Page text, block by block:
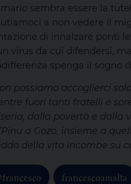
sembra essere la
a non vedere il
di innalzare ponti
virus da cui difendersi,
spenga il sogno
possiamo accoglierci
fuori tanti fratelli e
dalla povertà e dalla
a Gozo, insieme a
della vita incombe su
francescoamalta